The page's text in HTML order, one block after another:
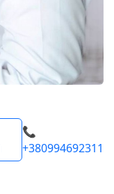
📞
+380994692311